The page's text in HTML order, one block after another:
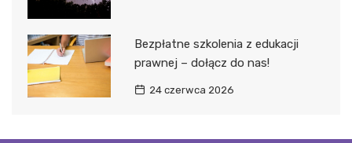
Bezpłatne szkolenia z edukacji
prawnej – dołącz do nas!
24 czerwca 2026